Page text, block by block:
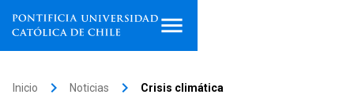
Inicio keyboard_arrow_right Noticias keyboard_arrow_right Crisis climática